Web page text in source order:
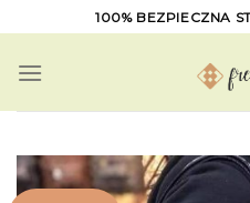
to
content
100% BEZPIECZNA